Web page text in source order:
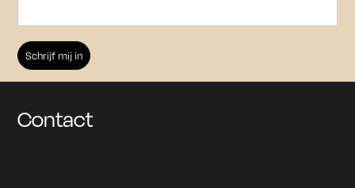
Archief
Contact